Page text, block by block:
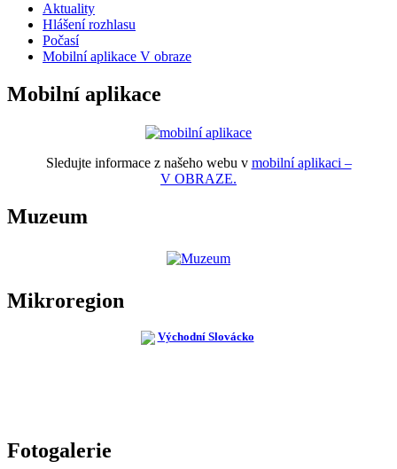
Aktuality
Hlášení rozhlasu
Počasí
Mobilní aplikace V obraze
Mobilní aplikace
Sledujte informace z našeho webu v mobilní aplikaci –
V OBRAZE.
Muzeum
Mikroregion
Fotogalerie